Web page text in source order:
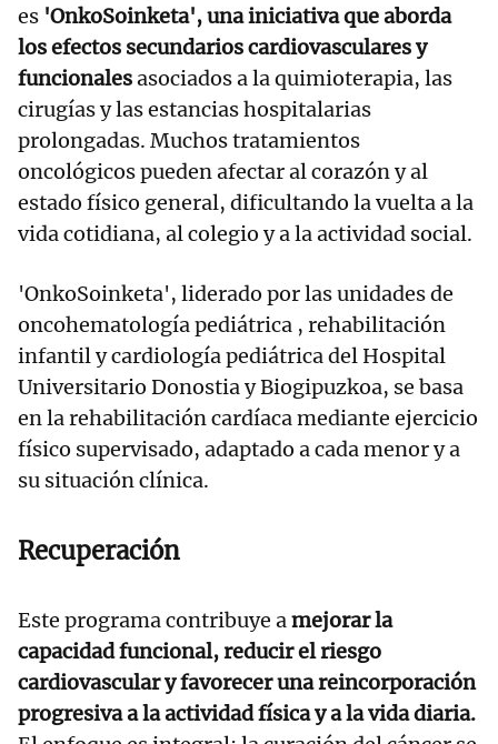
es 'OnkoSoinketa', una iniciativa que aborda
los efectos secundarios cardiovasculares y
funcionalesasociados a la quimioterapia, las
cirugías y las estancias hospitalarias
prolongadas. Muchos tratamientos
oncológicos pueden afectar al corazón y al
estado físico general, dificultando la vuelta a la
vida cotidiana, al colegio y a la actividad social.
'OnkoSoinketa', liderado por las unidades de
oncohematología pediátrica , rehabilitación
infantil y cardiología pediátrica del Hospital
Universitario Donostia y Biogipuzkoa, se basa
en la rehabilitación cardíaca mediante ejercicio
físico supervisado, adaptado a cada menor y a
su situación clínica.
Recuperación
Este programa contribuye amejorar la
capacidad funcional, reducir el riesgo
cardiovascular y favorecer una reincorporación
progresiva a la actividad física y a la vida diaria.